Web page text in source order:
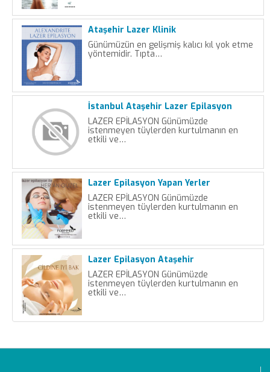
Ataşehir Lazer Klinik
Günümüzün en gelişmiş kalıcı kıl yok etme
yöntemidir. Tıpta…
İstanbul Ataşehir Lazer Epilasyon
LAZER EPİLASYON Günümüzde
istenmeyen tüylerden kurtulmanın en
etkili ve…
Lazer Epilasyon Yapan Yerler
LAZER EPİLASYON Günümüzde
istenmeyen tüylerden kurtulmanın en
etkili ve…
Lazer Epilasyon Ataşehir
LAZER EPİLASYON Günümüzde
istenmeyen tüylerden kurtulmanın en
etkili ve…